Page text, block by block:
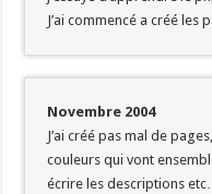
J’ai commencé a créé les
Novembre 2004
J’ai créé pas mal de
couleurs qui vont
écrire les descriptions